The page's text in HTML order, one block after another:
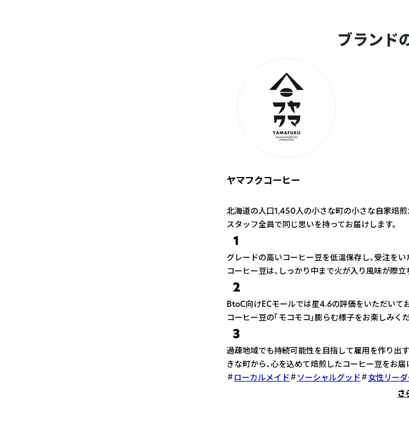
ブランド
ヤマフクコーヒー
北海道の人口1,450人の小さな町の小さな自家焙煎
スタッフ全員で同じ思いを持ってお届けします。
1
グレードの高いコーヒー豆を低温保存し、受注を
コーヒー豆は、しっかり中まで火が入り風味が際立
2
BtoC向けECモールでは星4.6の評価をいただいて
コーヒー豆の「モコモコ」膨らむ様子をお楽しみくだ
3
過疎地域でも持続可能性を目指して雇用を作り出
きな町から、心を込めて焙煎したコーヒー豆をお届
ローカルメイド
ソーシャルグッド 女性リー
さ